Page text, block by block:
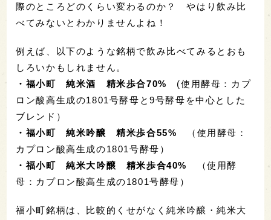
際のところどのくらい変わるのか？ やはり飲み比
べてみないとわかりませんよね！
例えば、以下のような銘柄で飲み比べてみるとおも
しろいかもしれません。
・福小町 純米酒 精米歩合70% (使用酵母：カプ
ロン酸高生成の1801号酵母と9号酵母を中心とした
ブレンド）
・福小町 純米吟醸 精米歩合55%
（使用酵母：
カプロン酸高生成の1801号酵母）
・福小町 純米大吟醸 精米歩合40%
（使用酵
母：カプロン酸高生成の1801号酵母）
福小町銘柄は、比較的くせがなく純米吟醸・純米大